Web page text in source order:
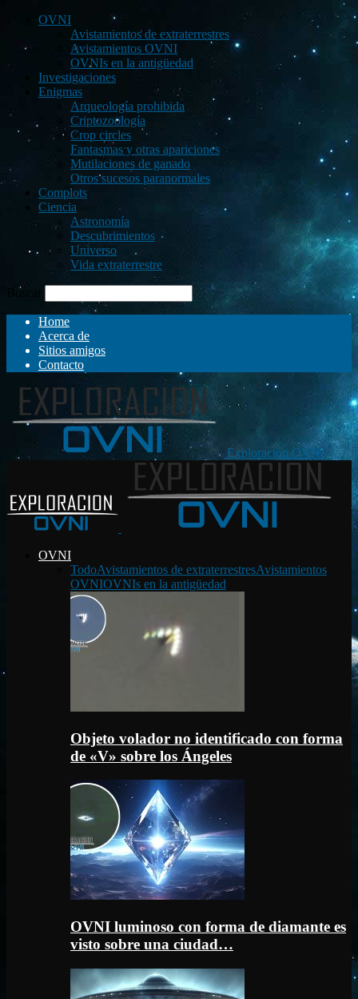
OVNI
Avistamientos de extraterrestres
Avistamientos OVNI
OVNIs en la antigüedad
Investigaciones
Enigmas
Arqueología prohibida
Criptozoología
Crop circles
Fantasmas y otras apariciones
Mutilaciones de ganado
Otros sucesos paranormales
Complots
Ciencia
Astronomía
Descubrimientos
Universo
Vida extraterrestre
Buscar
Home
Acerca de
Sitios amigos
Contacto
Exploración OVNI
OVNI
TodoAvistamientos de extraterrestresAvistamientos
OVNIOVNIs en la antigüedad
Objeto volador no identificado con forma
de «V» sobre los Ángeles
OVNI luminoso con forma de diamante es
visto sobre una ciudad…